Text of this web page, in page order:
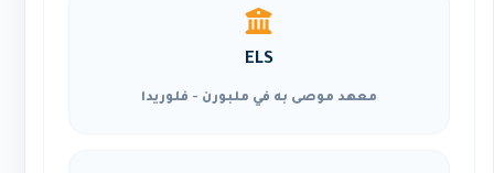
ELS
معهد موصى به في ملبورن - فلوريدا